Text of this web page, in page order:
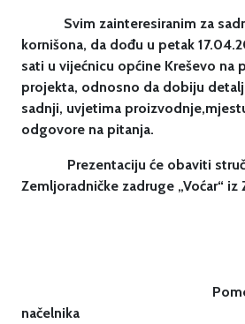
Svim zainteresiranim za
kornišona, da dođu u petak
sati u vijećnicu općine Kreševo na
projekta, odnosno da dobiju
sadnji, uvjetima
odgovore na pitanja.
Prezentaciju će obaviti
Zemljoradničke zadruge „Voćar“ iz
Pomoćnica
načelnika